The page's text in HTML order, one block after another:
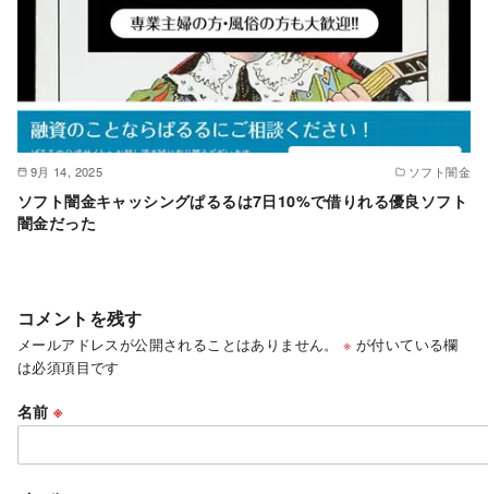
9月 14, 2025 ソフト闇金
ソフト闇金キャッシングぱるるは7日10%で借りれる優良ソフト
闇金だった
コメントを残す
メールアドレスが公開されることはありません。 ※ が付いている欄
は必須項目です
名前※